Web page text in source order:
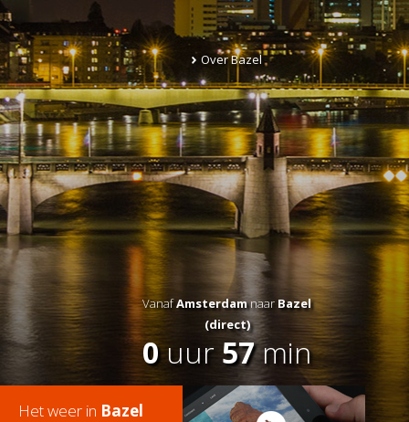
Over Bazel
VanafAmsterdamnaar Bazel
(direct)
0uur 57min
Het weer in Bazel